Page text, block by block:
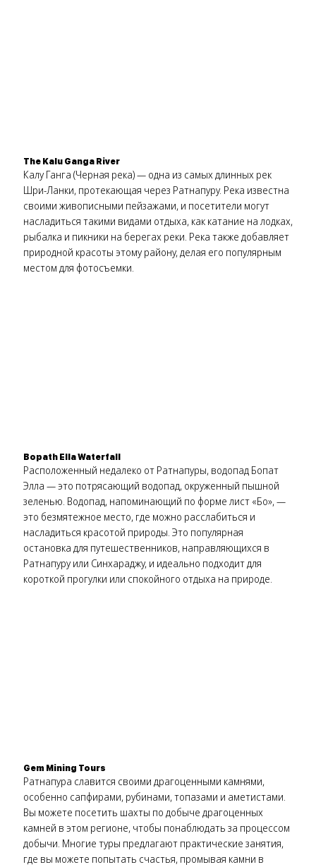
The Kalu Ganga River
Калу Ганга (Черная река) — одна из самых длинных рек
Шри-Ланки, протекающая через Ратнапуру. Река известна
своими живописными пейзажами, и посетители могут
насладиться такими видами отдыха, как катание на лодках,
рыбалка и пикники на берегах реки. Река также добавляет
природной красоты этому району, делая его популярным
местом для фотосъемки.
Bopath Ella Waterfall
Расположенный недалеко от Ратнапуры, водопад Бопат
Элла — это потрясающий водопад, окруженный пышной
зеленью. Водопад, напоминающий по форме лист «Бо», —
это безмятежное место, где можно расслабиться и
насладиться красотой природы. Это популярная
остановка для путешественников, направляющихся в
Ратнапуру или Синхараджу, и идеально подходит для
короткой прогулки или спокойного отдыха на природе.
Gem Mining Tours
Ратнапура славится своими драгоценными камнями,
особенно сапфирами, рубинами, топазами и аметистами.
Вы можете посетить шахты по добыче драгоценных
камней в этом регионе, чтобы понаблюдать за процессом
добычи. Многие туры предлагают практические занятия,
где вы можете попытать счастья, промывая камни в